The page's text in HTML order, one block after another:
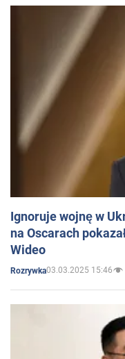
Ignoruje wojnę w
na Oscarach
Wideo
Rozrywka03.03.2025 15:46